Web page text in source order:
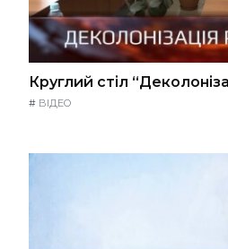
Круглий стіл
# ВІДЕО